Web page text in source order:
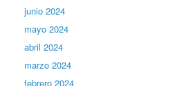
junio 2024
mayo 2024
abril 2024
marzo 2024
febrero 2024